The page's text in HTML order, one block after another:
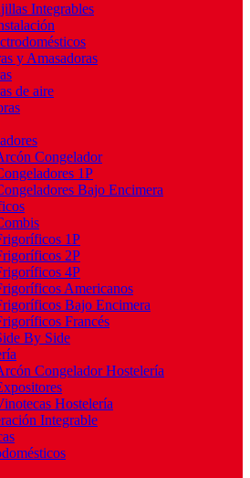
Integrables
y Amasadoras
de aire
Congelador
1P
Bajo Encimera
1P
2P
4P
Americanos
Bajo Encimera
Francés
By Side
Congelador Hostelería
Hostelería
Integrable